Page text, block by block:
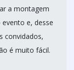
a montagem
e, desse
convidados,
é muito fácil.